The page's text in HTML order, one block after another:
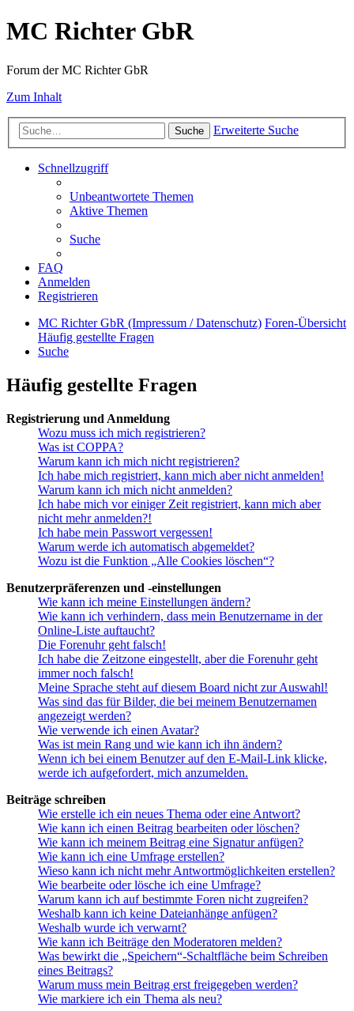
MC Richter GbR
Forum der MC Richter GbR
Zum Inhalt
Suche Erweiterte Suche
Schnellzugriff
Unbeantwortete Themen
Aktive Themen
Suche
FAQ
Anmelden
Registrieren
MC Richter GbR (Impressum / Datenschutz) Foren-Übersicht
Häufig gestellte Fragen
Suche
Häufig gestellte Fragen
Registrierung und Anmeldung
Wozu muss ich mich registrieren?
Was ist COPPA?
Warum kann ich mich nicht registrieren?
Ich habe mich registriert, kann mich aber nicht anmelden!
Warum kann ich mich nicht anmelden?
Ich habe mich vor einiger Zeit registriert, kann mich aber
nicht mehr anmelden?!
Ich habe mein Passwort vergessen!
Warum werde ich automatisch abgemeldet?
Wozu ist die Funktion „Alle Cookies löschen“?
Benutzerpräferenzen und -einstellungen
Wie kann ich meine Einstellungen ändern?
Wie kann ich verhindern, dass mein Benutzername in der
Online-Liste auftaucht?
Die Forenuhr geht falsch!
Ich habe die Zeitzone eingestellt, aber die Forenuhr geht
immer noch falsch!
Meine Sprache steht auf diesem Board nicht zur Auswahl!
Was sind das für Bilder, die bei meinem Benutzernamen
angezeigt werden?
Wie verwende ich einen Avatar?
Was ist mein Rang und wie kann ich ihn ändern?
Wenn ich bei einem Benutzer auf den E-Mail-Link klicke,
werde ich aufgefordert, mich anzumelden.
Beiträge schreiben
Wie erstelle ich ein neues Thema oder eine Antwort?
Wie kann ich einen Beitrag bearbeiten oder löschen?
Wie kann ich meinem Beitrag eine Signatur anfügen?
Wie kann ich eine Umfrage erstellen?
Wieso kann ich nicht mehr Antwortmöglichkeiten erstellen?
Wie bearbeite oder lösche ich eine Umfrage?
Warum kann ich auf bestimmte Foren nicht zugreifen?
Weshalb kann ich keine Dateianhänge anfügen?
Weshalb wurde ich verwarnt?
Wie kann ich Beiträge den Moderatoren melden?
Was bewirkt die „Speichern“-Schaltfläche beim Schreiben
eines Beitrags?
Warum muss mein Beitrag erst freigegeben werden?
Wie markiere ich ein Thema als neu?